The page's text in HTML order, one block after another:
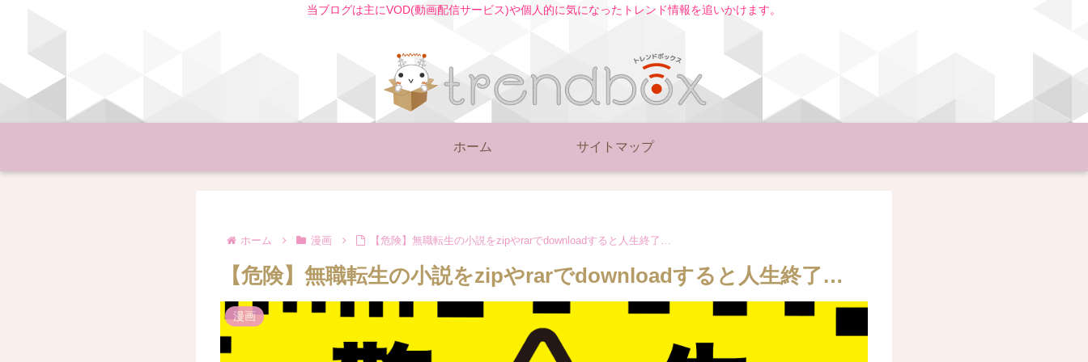
当ブログは主にVOD(動画配信サービス)や個人的に気になったトレンド情報を追いかけます。
ホーム サイトマップ
ホーム 漫画 【危険】無職転生の小説をzipやrarでdownloadすると人生終了…
【危険】無職転生の小説をzipやrarでdownloadすると人生終了…
漫画